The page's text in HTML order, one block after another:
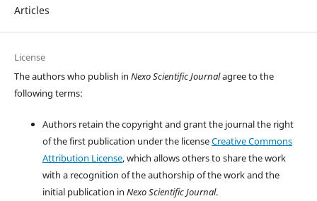
Articles
License
The authors who publish in Nexo Scientific Journalagree to the
following terms:
Authors retain the copyright and grant the journal the right
of the first publication under the licenseCreative Commons
Attribution License, which allows others to share the work
with a recognition of the authorship of the work and the
initial publication in Nexo Scientific Journal.